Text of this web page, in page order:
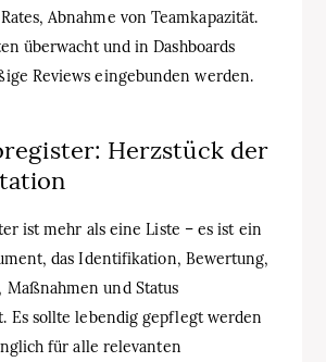
Abnahme von Teamkapazität.
überwacht und in Dashboards
Reviews eingebunden werden.
Herzstück der
ist mehr als eine Liste – es ist ein
das Identifikation, Bewertung,
und Status
Es sollte lebendig gepflegt werden
für alle relevanten